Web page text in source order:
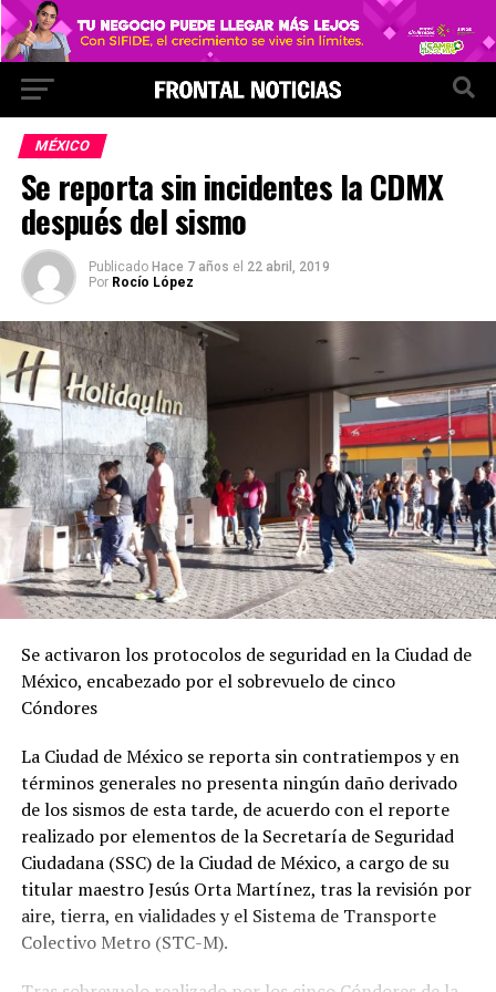
MÉXICO
Se reporta sin incidentes la CDMX
después del sismo
Publicado Hace 7 años el 22 abril, 2019
Por Rocío López
Se activaron los protocolos de seguridad en la Ciudad de
México, encabezado por el sobrevuelo de cinco
Cóndores
La Ciudad de México se reporta sin contratiempos y en
términos generales no presenta ningún daño derivado
de los sismos de esta tarde, de acuerdo con el reporte
realizado por elementos de la Secretaría de Seguridad
Ciudadana (SSC) de la Ciudad de México, a cargo de su
titular maestro Jesús Orta Martínez, tras la revisión por
aire, tierra, en vialidades y el Sistema de Transporte
Colectivo Metro (STC-M).